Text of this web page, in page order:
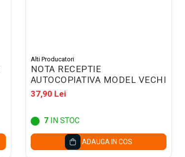
Alti Producatori
NOTA RECEPTIE
AUTOCOPIATIVA MODEL VECHI
37,90 Lei
7IN STOC
ADAUGA IN COS